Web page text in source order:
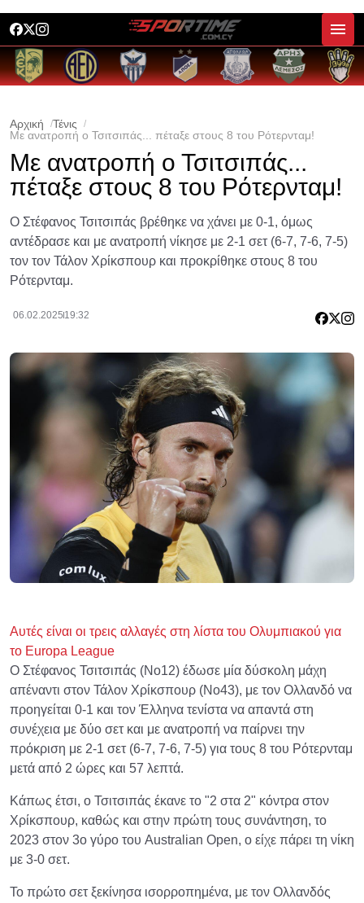
Αρχική
Τένις
Με ανατροπή ο Τσιτσιπάς... πέταξε στους 8 του Ρότερνταμ!
Με ανατροπή ο Τσιτσιπάς...
πέταξε στους 8 του Ρότερνταμ!
Ο Στέφανος Τσιτσιπάς βρέθηκε να χάνει με 0-1, όμως
αντέδρασε και με ανατροπή νίκησε με 2-1 σετ (6-7, 7-6, 7-5)
τον τον Τάλον Χρίκσπουρ και προκρίθηκε στους 8 του
Ρότερνταμ.
06.02.2025 19:32
Αυτές είναι οι τρεις αλλαγές στη λίστα του Ολυμπιακού για
το Europa League
Ο Στέφανος Τσιτσιπάς (Νο12) έδωσε μία δύσκολη μάχη
απέναντι στον Τάλον Χρίκσπουρ (Νο43), με τον Ολλανδό να
προηγείται 0-1 και τον Έλληνα τενίστα να απαντά στη
συνέχεια με δύο σετ και με ανατροπή να παίρνει την
πρόκριση με 2-1 σετ (6-7, 7-6, 7-5) για τους 8 του Ρότερνταμ
μετά από 2 ώρες και 57 λεπτά.
Κάπως έτσι, ο Τσιτσιπάς έκανε το "2 στα 2" κόντρα στον
Χρίκσπουρ, καθώς και στην πρώτη τους συνάντηση, το
2023 στον 3ο γύρο του Australian Open, ο είχε πάρει τη νίκη
με 3-0 σετ.
Το πρώτο σετ ξεκίνησα ισορροπημένα, με τον Ολλανδός